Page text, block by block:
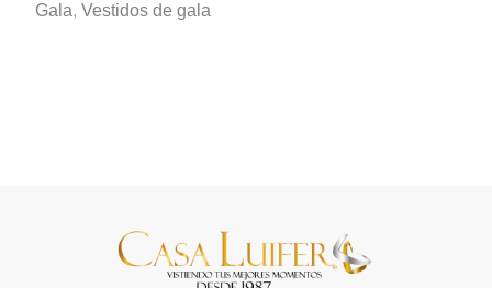
Gala, Vestidos de gala